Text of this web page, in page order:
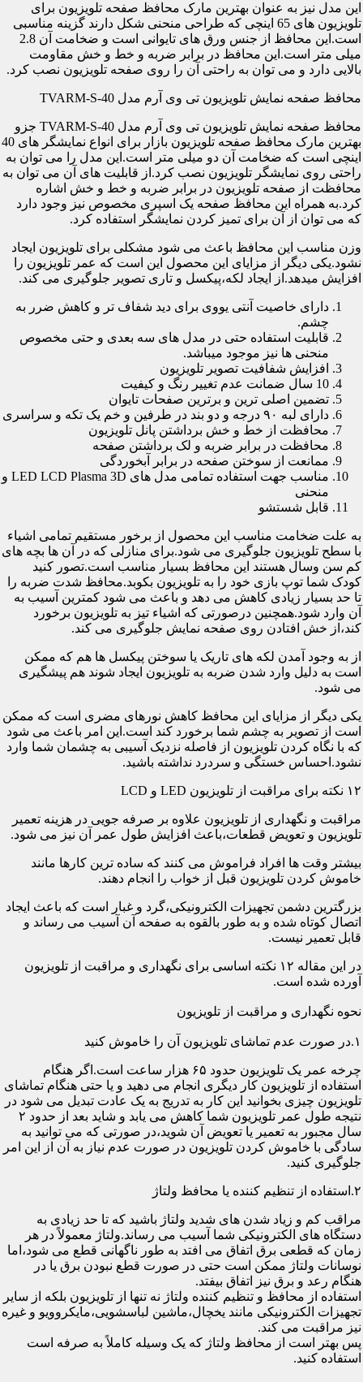
این مدل نیز به عنوان بهترین مارک محافظ صفحه تلویزیون برای
تلویزیون های 65 اینچی که طراحی منحنی شکل دارند گزینه مناسبی
است.این محافظ از جنس ورق های تایوانی است و ضخامت آن 2.8
میلی متر است.این محافظ در برابر ضربه و خط و خش مقاومت
بالایی دارد و می توان به راحتی آن را روی صفحه تلویزیون نصب کرد.
محافظ صفحه نمایش تلویزیون تی وی آرم مدل TVARM-S-40
محافظ صفحه نمایش تلویزیون تی وی آرم مدل TVARM-S-40 جزو
بهترین مارک محافظ صفحه تلویزیون بازار برای انواع نمایشگر های 40
اینچی است که ضخامت آن دو میلی متر است.این مدل را می توان به
راحتی روی نمایشگر تلویزیون نصب کرد.از قابلیت های آن می توان به
محافظت از صفحه تلویزیون در برابر ضربه و خط و خش اشاره
کرد.به همراه این محافظ صفحه یک اسپری مخصوص نیز وجود دارد
که می توان از آن برای تمیز کردن نمایشگر استفاده کرد.
وزن مناسب این محافظ باعث می شود مشکلی برای تلویزیون ایجاد
نشود.یکی دیگر از مزایای این محصول این است که عمر تلویزیون را
افزایش میدهد.از ایجاد لکه،پیکسل و تاری تصویر جلوگیری می کند.
دارای خاصیت آنتی یووی برای دید شفاف تر و کاهش ضرر به
چشم.
قابلیت استفاده حتی در مدل های سه بعدی و حتی مخصوص
منحنی ها نیز موجود میباشد.
افزایش شفافیت تصویر تلویزیون
10 سال ضمانت عدم تغییر رنگ و کیفیت
تضمین اصلی ترین و برترین صفحات تایوان
دارای لبه ۹۰ درجه و دو بند در طرفین و خم یک تکه و سراسری
محافظت از خط و خش برداشتن پانل تلویزیون
محافظت در برابر ضربه و لک برداشتن صفحه
ممانعت از سوختن صفحه در برابر آبخوردگی
مناسب جهت استفاده تمامی مدل های LED LCD Plasma 3D و
منحنی
قابل شستشو
به علت ضخامت مناسب این محصول از برخور مستقیم تمامی اشیاء
با سطح تلویزیون جلوگیری می شود.برای منازلی که در آن ها بچه های
کم سن وسال هستند این محافظ بسیار مناسب است.تصور کنید
کودک شما توپ بازی خود را به تلویزیون بکوبد.محافظ شدت ضربه را
تا حد بسیار زیادی کاهش می دهد و باعث می شود کمترین آسیب به
آن وارد شود.همچنین درصورتی که اشیاء تیز به تلویزیون برخورد
کند،از خش افتادن روی صفحه نمایش جلوگیری می کند.
از به وجود آمدن لکه های تاریک یا سوختن پیکسل ها هم که ممکن
است به دلیل وارد شدن ضربه به تلویزیون ایجاد شوند هم پیشگیری
می شود.
یکی دیگر از مزایای این محافظ کاهش نورهای مضری است که ممکن
است از تصویر به چشم شما برخورد کند است.این امر باعث می شود
که با نگاه کردن تلویزیون از فاصله نزدیک آسیبی به چشمان شما وارد
نشود.احساس خستگی و سردرد نداشته باشید.
۱۲ نکته برای مراقبت از تلویزیون LED و LCD
مراقبت و نگهداری از تلویزیون علاوه بر صرفه جویی در هزینه تعمیر
تلویزیون و تعویض قطعات،باعث افزایش طول عمر آن نیز می شود.
بیشتر وقت ها افراد فراموش می کنند که ساده ترین کارها مانند
خاموش کردن تلویزیون قبل از خواب را انجام دهند.
بزرگترین دشمن تجهیزات الکترونیکی،گرد و غبار است که باعث ایجاد
اتصال کوتاه شده و به طور بالقوه به صفحه آن آسیب می رساند و
قابل تعمیر نیست.
در این مقاله ۱۲ نکته اساسی برای نگهداری و مراقبت از تلویزیون
آورده شده است.
نحوه نگهداری و مراقبت از تلویزیون
۱.در صورت عدم تماشای تلویزیون آن را خاموش کنید
چرخه عمر یک تلویزیون حدود ۶۵ هزار ساعت است.اگر هنگام
استفاده از تلویزیون کار دیگری انجام می دهید و یا حتی هنگام تماشای
تلویزیون چیزی بخوانید این کار به تدریج به یک عادت تبدیل می شود در
نتیجه طول عمر تلویزیون شما کاهش می یابد و شاید بعد از حدود ۲
سال مجبور به تعمیر یا تعویض آن شوید،در صورتی که می توانید به
سادگی با خاموش کردن تلویزیون در صورت عدم نیاز به آن از این امر
جلوگیری کنید.
۲.استفاده از تنظیم کننده یا محافظ ولتاژ
مراقب کم و زیاد شدن های شدید ولتاژ باشید که تا حد زیادی به
دستگاه های الکترونیکی شما آسیب می رساند.ولتاژ معمولاً در هر
زمان که قطعی برق اتفاق می افتد به طور ناگهانی قطع می شود،اما
نوسانات ولتاژ ممکن است حتی در صورت قطع نبودن برق یا در
هنگام رعد و برق نیز اتفاق بیفتد.
استفاده از محافظ و تنظیم کننده ولتاژ نه تنها از تلویزیون بلکه از سایر
تجهیزات الکترونیکی مانند یخچال،ماشین لباسشویی،مایکروویو و غیره
نیز مراقبت می کند.
پس بهتر است از محافظ ولتاژ که یک وسیله کاملاً به صرفه است
استفاده کنید.